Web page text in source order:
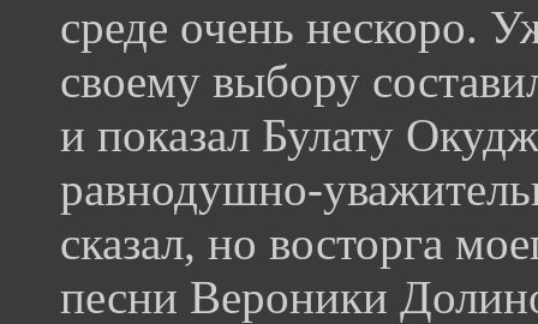
среде очень нескоро.
своему выбору
и показал Булату
равнодушно-
сказал, но восторга
песни Вероники